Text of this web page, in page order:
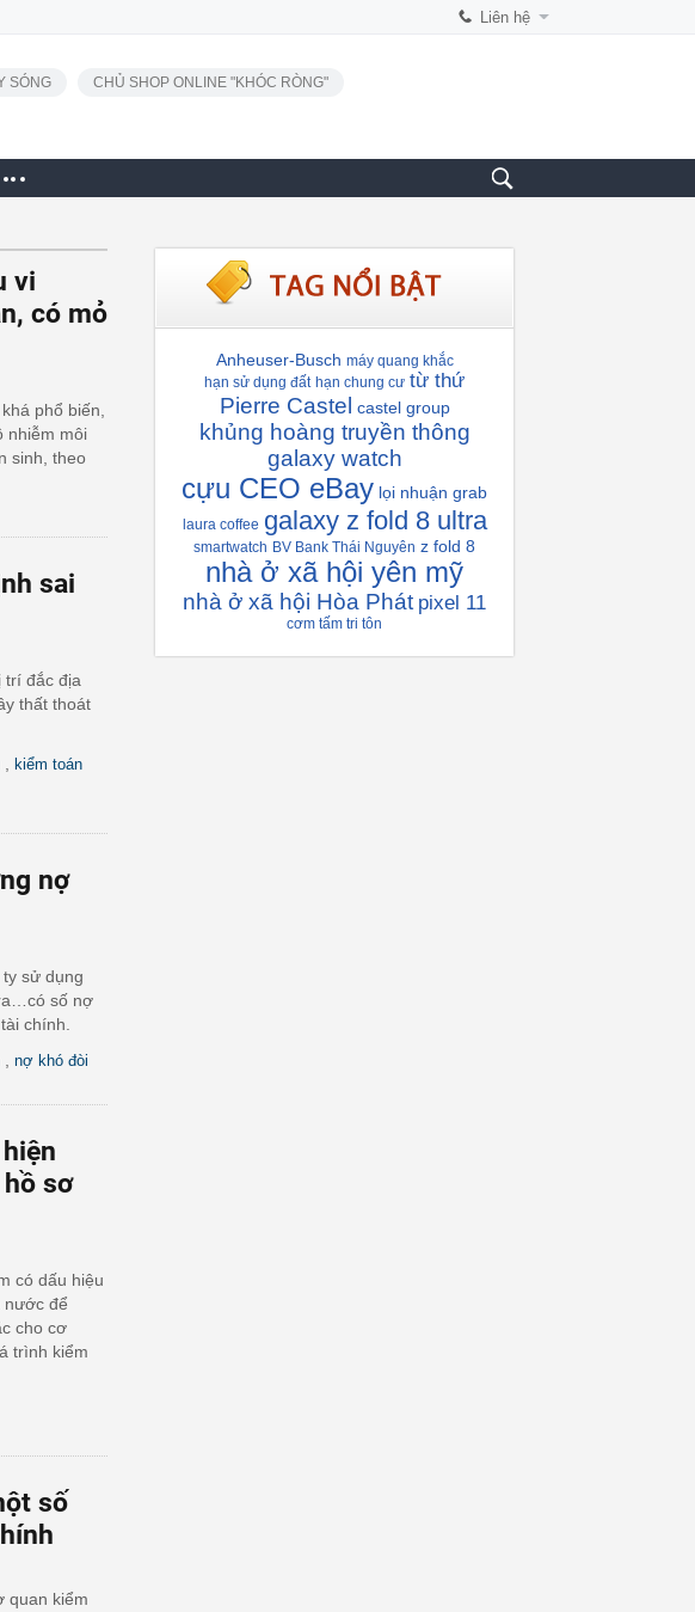
Liên hệ
SÓNG CHỦ SHOP ONLINE "KHÓC RÒNG"
vi
có mỏ
phổ biến,
nhiễm môi
sinh, theo
sai
trí đắc địa
thất thoát
kiểm toán
nợ
sử dụng
số nợ
chính.
nợ khó đòi
sơ
có dấu hiệu
nước để
cho cơ
trình kiểm
số
quan kiểm
Anheuser-Busch máy quang khắc
hạn sử dụng đất hạn chung cư từ thứ
Pierre Castel castel group
khủng hoàng truyền thông
galaxy watch
cựu CEO eBay lọi nhuận grab
laura coffee galaxy z fold 8 ultra
smartwatch BV Bank Thái Nguyên z fold 8
nhà ở xã hội yên mỹ
nhà ở xã hội Hòa Phát pixel 11
cơm tấm tri tôn